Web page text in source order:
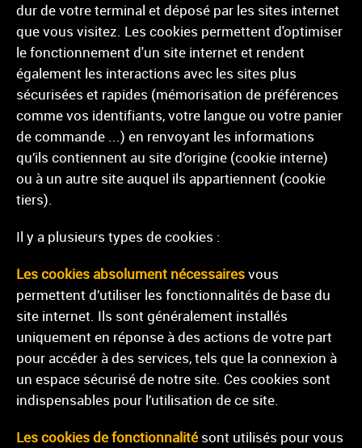
dur de votre terminal et déposé par les sites internet
que vous visitez. Les cookies permettent d'optimiser
le fonctionnement d'un site internet et rendent
également les interactions avec les sites plus
sécurisées et rapides (mémorisation de préférences
comme vos identifiants, votre langue ou votre panier
de commande ...) en renvoyant les informations
qu’ils contiennent au site d’origine (cookie interne)
ou à un autre site auquel ils appartiennent (cookie
tiers).
Il y a plusieurs types de cookies :
Les cookies absolument nécessairesvous
permettent d’utiliser les fonctionnalités de base du
site internet. Ils sont généralement installés
uniquement en réponse à des actions de votre part
pour accéder à des services, tels que la connexion à
un espace sécurisé de notre site. Ces cookies sont
indispensables pour l’utilisation de ce site.
Les cookies de fonctionnalité sont utilisés pour vous